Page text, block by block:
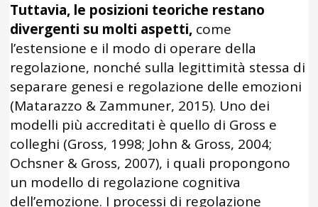
Tuttavia, le posizioni teoriche restano
divergenti su molti aspetti, come
l’estensione e il modo di operare della
regolazione, nonché sulla legittimità stessa di
separare genesi e regolazione delle emozioni
(Matarazzo & Zammuner, 2015). Uno dei
modelli più accreditati è quello di Gross e
colleghi (Gross, 1998; John & Gross, 2004;
Ochsner & Gross, 2007), i quali propongono
un modello di regolazione cognitiva
dell’emozione. I processi di regolazione